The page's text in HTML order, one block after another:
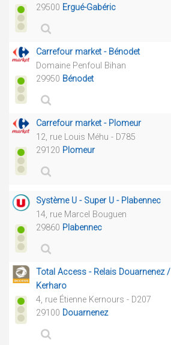
29500 Ergué-Gabéric
Carrefour market - Bénodet
Domaine Penfoul Bihan
29950 Bénodet
Carrefour market - Plomeur
12, rue Louis Méhu - D785
29120 Plomeur
Système U - Super U - Plabennec
14, rue Marcel Bouguen
29860 Plabennec
Total Access - Relais Douarnenez /
Kerharo
4, rue Étienne Kernours - D207
29100 Douarnenez